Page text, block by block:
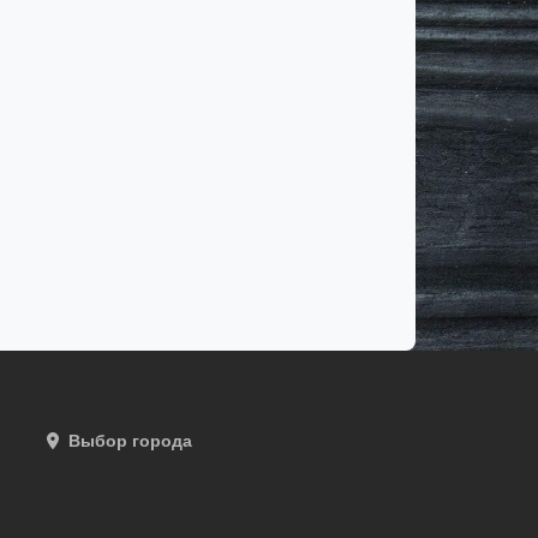
Выбор города